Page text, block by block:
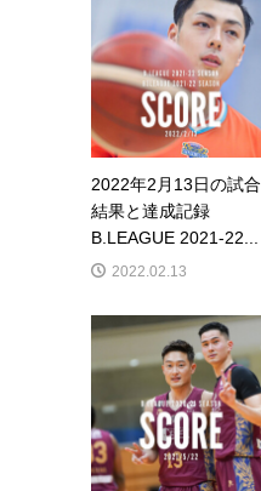
2022年2月13日の試合
結果と達成記録
B.LEAGUE 2021-22...
2022.02.13